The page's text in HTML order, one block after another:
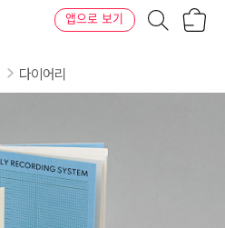
앱으로 보기
다이어리